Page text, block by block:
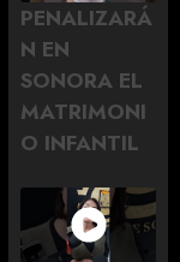
PENALIZARÁ
N EN
SONORA EL
MATRIMONI
O INFANTIL